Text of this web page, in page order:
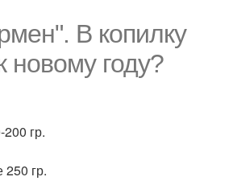
В копилку
новому году?
гр.
гр.